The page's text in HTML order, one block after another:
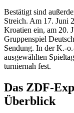
Bestätigt sind
Streich. Am 17. Juni
Kroatien ein, am 20.
Gruppenspiel
Sendung. In der K.-
ausgewählten
turniernah fest.
Das ZDF-
Überblick